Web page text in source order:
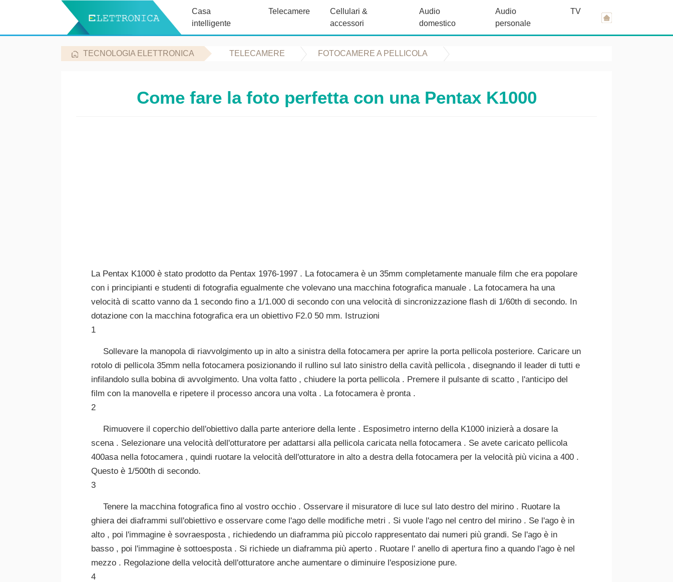
Casa
intelligente
Telecamere
Cellulari &
accessori
Audio
domestico
Audio
personale
TV
TECNOLOGIA ELETTRONICA TELECAMERE FOTOCAMERE A PELLICOLA
Come fare la foto perfetta con una Pentax K1000
La Pentax K1000 è stato prodotto da Pentax 1976-1997 . La fotocamera è un 35mm completamente manuale film che era popolare
con i principianti e studenti di fotografia egualmente che volevano una macchina fotografica manuale . La fotocamera ha una
velocità di scatto vanno da 1 secondo fino a 1/1.000 di secondo con una velocità di sincronizzazione flash di 1/60th di secondo. In
dotazione con la macchina fotografica era un obiettivo F2.0 50 mm. Istruzioni
1
Sollevare la manopola di riavvolgimento up in alto a sinistra della fotocamera per aprire la porta pellicola posteriore. Caricare un
rotolo di pellicola 35mm nella fotocamera posizionando il rullino sul lato sinistro della cavità pellicola , disegnando il leader di tutti e
infilandolo sulla bobina di avvolgimento. Una volta fatto , chiudere la porta pellicola . Premere il pulsante di scatto , l'anticipo del
film con la manovella e ripetere il processo ancora una volta . La fotocamera è pronta .
2
Rimuovere il coperchio dell'obiettivo dalla parte anteriore della lente . Esposimetro interno della K1000 inizierà a dosare la
scena . Selezionare una velocità dell'otturatore per adattarsi alla pellicola caricata nella fotocamera . Se avete caricato pellicola
400asa nella fotocamera , quindi ruotare la velocità dell'otturatore in alto a destra della fotocamera per la velocità più vicina a 400 .
Questo è 1/500th di secondo.
3
Tenere la macchina fotografica fino al vostro occhio . Osservare il misuratore di luce sul lato destro del mirino . Ruotare la
ghiera dei diaframmi sull'obiettivo e osservare come l'ago delle modifiche metri . Si vuole l'ago nel centro del mirino . Se l'ago è in
alto , poi l'immagine è sovraesposta , richiedendo un diaframma più piccolo rappresentato dai numeri più grandi. Se l'ago è in
basso , poi l'immagine è sottoesposta . Si richiede un diaframma più aperto . Ruotare l' anello di apertura fino a quando l'ago è nel
mezzo . Regolazione della velocità dell'otturatore anche aumentare o diminuire l'esposizione pure.
4